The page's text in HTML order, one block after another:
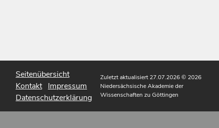
Seitenübersicht
Kontakt Impressum
Datenschutzerklärung
Zuletzt aktualisiert 27.07.2026© 2026
Niedersächsische Akademie der
Wissenschaften zu Göttingen